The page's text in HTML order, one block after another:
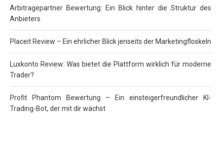
Arbitragepartner Bewertung: Ein Blick hinter die Struktur des
Anbieters
Placeit Review – Ein ehrlicher Blick jenseits der Marketingfloskeln
Luxkonto Review: Was bietet die Plattform wirklich für moderne
Trader?
Profit Phantom Bewertung – Ein einsteigerfreundlicher KI-
Trading-Bot, der mit dir wächst